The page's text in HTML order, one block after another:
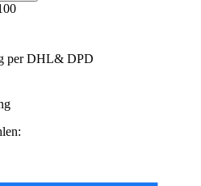
per DHL& DPD